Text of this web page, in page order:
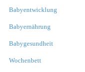
Babyentwicklung
Babyernährung
Babygesundheit
Wochenbett